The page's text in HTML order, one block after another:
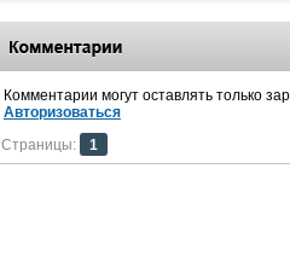
Комментарии могут оставлять только
Авторизоваться
Страницы:
1